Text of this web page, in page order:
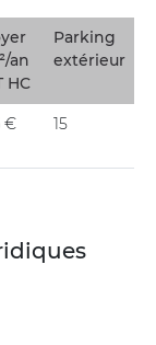
an
HC
Parking
extérieur
€ 15